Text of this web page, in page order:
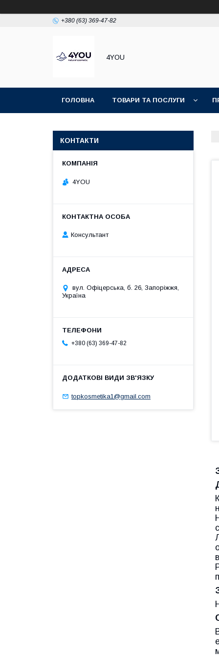
+380 (63) 369-47-82
4YOU
ГОЛОВНА ТОВАРИ ТА ПОСЛУГИ
КОНТАКТИ
4YOU
Консультант
вул. Офіцерська, б. 26, Запоріжжя,
Україна
+380 (63) 369-47-82
topkosmetika1@gmail.com